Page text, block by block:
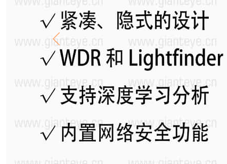
Previous